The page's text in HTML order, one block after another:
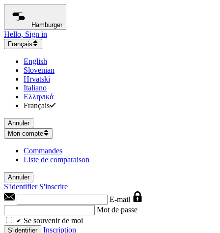
Hamburger
Hello, Sign in
Français
English
Slovenian
Hrvatski
Italiano
Ελληνικά
Français
Annuler
Mon compte
Commandes
Liste de comparaison
Annuler
S'identifier S'inscrire
E-mail
Mot de passe
Se souvenir de moi
S'identifier
Inscription